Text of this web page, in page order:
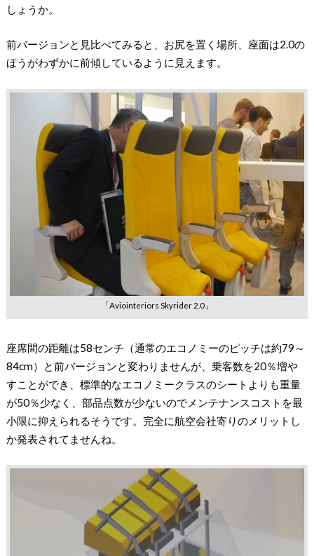
しょうか。
前バージョンと見比べてみると、お尻を置く場所、座面は2.0の
ほうがわずかに前傾しているように見えます。
「Aviointeriors Skyrider 2.0」
座席間の距離は58センチ（通常のエコノミーのピッチは約79～
84cm）と前バージョンと変わりませんが、乗客数を20％増や
すことができ、標準的なエコノミークラスのシートよりも重量
が50％少なく、部品点数が少ないのでメンテナンスコストを最
小限に抑えられるそうです。完全に航空会社寄りのメリットし
か発表されてませんね。